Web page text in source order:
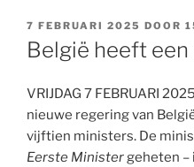
GEPLAATST
OP
7 FEBRUARI 2025 DOOR
België heeft
VRIJDAG 7 FEBRUARI
nieuwe regering van
vijftien ministers. De
Eerste Ministergeheten –